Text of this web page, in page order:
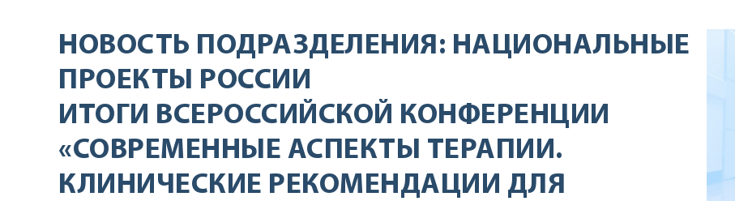
НОВОСТЬ ПОДРАЗДЕЛЕНИЯ: НАЦИОНАЛЬНЫЕ
ПРОЕКТЫ РОССИИ
ИТОГИ ВСЕРОССИЙСКОЙ КОНФЕРЕНЦИИ
«СОВРЕМЕННЫЕ АСПЕКТЫ ТЕРАПИИ.
КЛИНИЧЕСКИЕ РЕКОМЕНДАЦИИ ДЛЯ